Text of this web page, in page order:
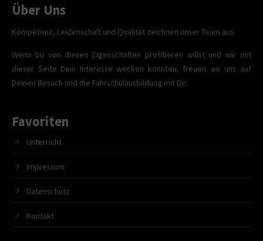
Über Uns
Kompetenz, Leidenschaft und Qualität zeichnen unser Team aus.
Wenn Du von diesen Eigenschaften profitieren willst und wir mit
dieser Seite Dein Interesse wecken konnten, freuen wir uns auf
Deinen Besuch und die Fahrschulausbildung mit Dir.
Favoriten
Unterricht
Impressum
Datenschutz
Kontakt